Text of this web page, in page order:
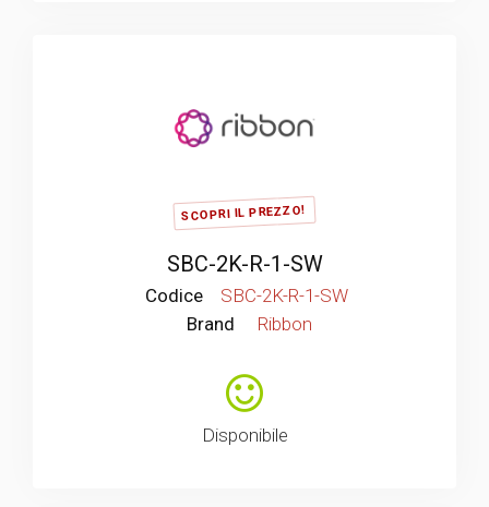
SCOPRI IL PREZZO!
SBC-2K-R-1-SW
Codice
SBC-2K-R-1-SW
Brand
Ribbon
Disponibile